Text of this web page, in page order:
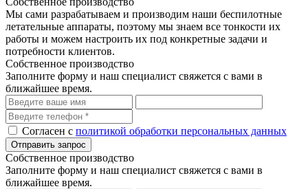
Мы сами разрабатываем и производим наши беспилотные
летательные аппараты, поэтому мы знаем все тонкости их
работы и можем настроить их под конкретные задачи и
потребности клиентов.
Собственное производство
Заполните форму и наш специалист свяжется с вами в
ближайшее время.
Согласен с политикой обработки персональных данных
Собственное производство
Заполните форму и наш специалист свяжется с вами в
ближайшее время.